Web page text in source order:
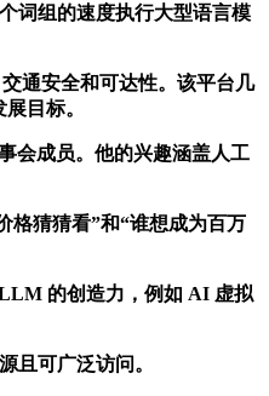
词组的速度执行大型语言模
通安全和可达性。该平台几
目标。
会成员。他的兴趣涵盖人工
猜猜看”和“谁想成为百万
的创造力，例如 AI 虚拟
且可广泛访问。